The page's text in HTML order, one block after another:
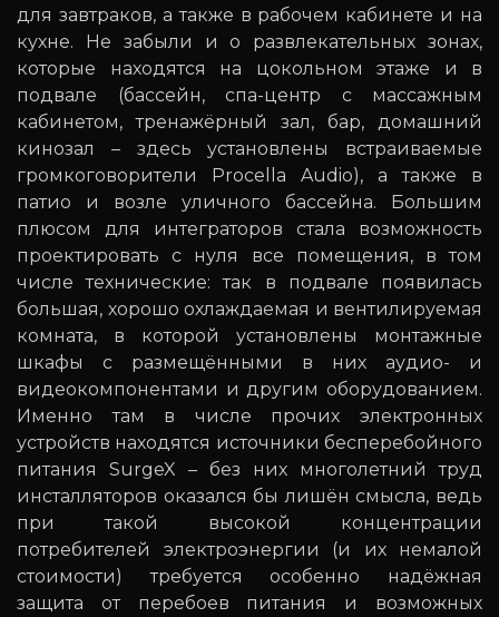
для завтраков, а также в рабочем кабинете и на
кухне. Не забыли и о развлекательных зонах,
которые находятся на цокольном этаже и в
подвале (бассейн, спа-центр с массажным
кабинетом, тренажёрный зал, бар, домашний
кинозал – здесь установлены встраиваемые
громкоговорители Procella Audio), а также в
патио и возле уличного бассейна. Большим
плюсом для интеграторов стала возможность
проектировать с нуля все помещения, в том
числе технические: так в подвале появилась
большая, хорошо охлаждаемая и вентилируемая
комната, в которой установлены монтажные
шкафы с размещёнными в них аудио- и
видеокомпонентами и другим оборудованием.
Именно там в числе прочих электронных
устройств находятся источники бесперебойного
питания SurgeX – без них многолетний труд
инсталляторов оказался бы лишён смысла, ведь
при такой высокой концентрации
потребителей электроэнергии (и их немалой
стоимости) требуется особенно надёжная
защита от перебоев питания и возможных